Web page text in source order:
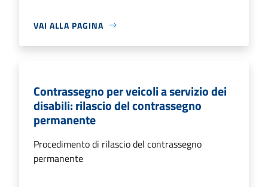
VAI ALLA PAGINA
Contrassegno per veicoli a servizio dei
disabili: rilascio del contrassegno
permanente
Procedimento di rilascio del contrassegno
permanente